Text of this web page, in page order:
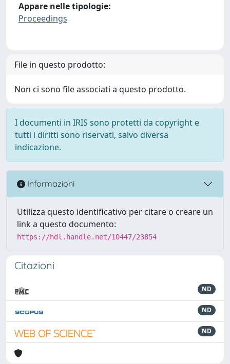
Appare nelle tipologie:
Proceedings
File in questo prodotto:
Non ci sono file associati a questo prodotto.
I documenti in IRIS sono protetti da copyright e
tutti i diritti sono riservati, salvo diversa
indicazione.
Informazioni
Utilizza questo identificativo per citare o creare un
link a questo documento:
https://hdl.handle.net/10447/23854
Citazioni
ND
ND
ND